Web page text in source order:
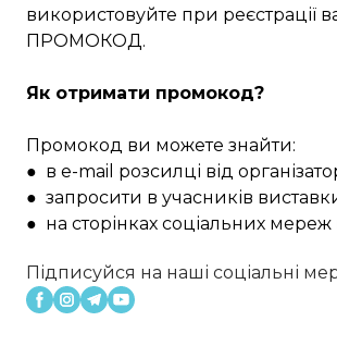
використовуйте при реєстрації
ПРОМОКОД.
Як отримати промокод?
Промокод ви можете знайти:
● в e-mail розсилці від
● запросити в учасників
● на сторінках соціальних мереж
Підписуйся на наші соціальні